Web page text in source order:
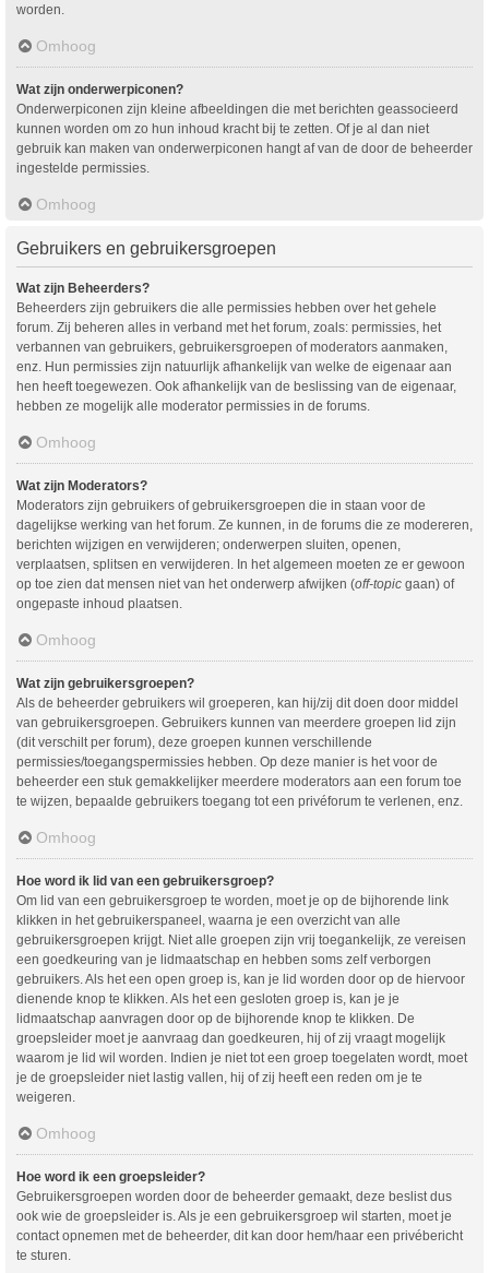
worden.
Omhoog
Wat zijn onderwerpiconen?
Onderwerpiconen zijn kleine afbeeldingen die met berichten geassocieerd
kunnen worden om zo hun inhoud kracht bij te zetten. Of je al dan niet
gebruik kan maken van onderwerpiconen hangt af van de door de beheerder
ingestelde permissies.
Omhoog
Gebruikers en gebruikersgroepen
Wat zijn Beheerders?
Beheerders zijn gebruikers die alle permissies hebben over het gehele
forum. Zij beheren alles in verband met het forum, zoals: permissies, het
verbannen van gebruikers, gebruikersgroepen of moderators aanmaken,
enz. Hun permissies zijn natuurlijk afhankelijk van welke de eigenaar aan
hen heeft toegewezen. Ook afhankelijk van de beslissing van de eigenaar,
hebben ze mogelijk alle moderator permissies in de forums.
Omhoog
Wat zijn Moderators?
Moderators zijn gebruikers of gebruikersgroepen die in staan voor de
dagelijkse werking van het forum. Ze kunnen, in de forums die ze modereren,
berichten wijzigen en verwijderen; onderwerpen sluiten, openen,
verplaatsen, splitsen en verwijderen. In het algemeen moeten ze er gewoon
op toe zien dat mensen niet van het onderwerp afwijken (off-topic gaan) of
ongepaste inhoud plaatsen.
Omhoog
Wat zijn gebruikersgroepen?
Als de beheerder gebruikers wil groeperen, kan hij/zij dit doen door middel
van gebruikersgroepen. Gebruikers kunnen van meerdere groepen lid zijn
(dit verschilt per forum), deze groepen kunnen verschillende
permissies/toegangspermissies hebben. Op deze manier is het voor de
beheerder een stuk gemakkelijker meerdere moderators aan een forum toe
te wijzen, bepaalde gebruikers toegang tot een privéforum te verlenen, enz.
Omhoog
Hoe word ik lid van een gebruikersgroep?
Om lid van een gebruikersgroep te worden, moet je op de bijhorende link
klikken in het gebruikerspaneel, waarna je een overzicht van alle
gebruikersgroepen krijgt. Niet alle groepen zijn vrij toegankelijk, ze vereisen
een goedkeuring van je lidmaatschap en hebben soms zelf verborgen
gebruikers. Als het een open groep is, kan je lid worden door op de hiervoor
dienende knop te klikken. Als het een gesloten groep is, kan je je
lidmaatschap aanvragen door op de bijhorende knop te klikken. De
groepsleider moet je aanvraag dan goedkeuren, hij of zij vraagt mogelijk
waarom je lid wil worden. Indien je niet tot een groep toegelaten wordt, moet
je de groepsleider niet lastig vallen, hij of zij heeft een reden om je te
weigeren.
Omhoog
Hoe word ik een groepsleider?
Gebruikersgroepen worden door de beheerder gemaakt, deze beslist dus
ook wie de groepsleider is. Als je een gebruikersgroep wil starten, moet je
contact opnemen met de beheerder, dit kan door hem/haar een privébericht
te sturen.